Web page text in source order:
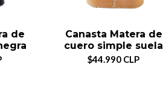
de
Canasta Matera de
cuero simple suela
$44.990 CLP